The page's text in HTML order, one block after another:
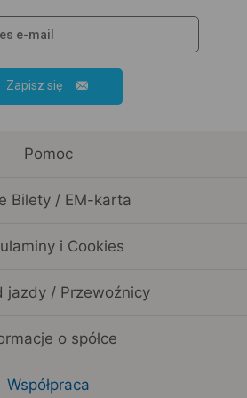
Zapisz się
Pomoc
Bilety / EM-karta
i Cookies
jazdy / Przewoźnicy
o spółce
Współpraca